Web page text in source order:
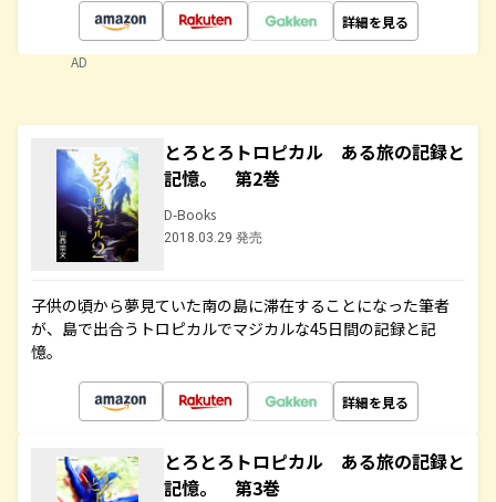
詳細を見る
AD
とろとろトロピカル ある旅の記録と
記憶。 第2巻
D-Books
2018.03.29 発売
子供の頃から夢見ていた南の島に滞在することになった筆者
が、島で出合うトロピカルでマジカルな45日間の記録と記
憶。
詳細を見る
とろとろトロピカル ある旅の記録と
記憶。 第3巻